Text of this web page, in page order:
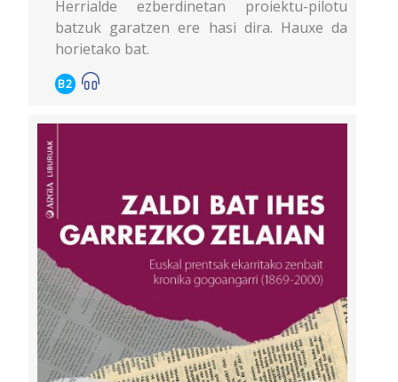
Herrialde ezberdinetan proiektu-pilotu
batzuk garatzen ere hasi dira. Hauxe da
horietako bat.
B2